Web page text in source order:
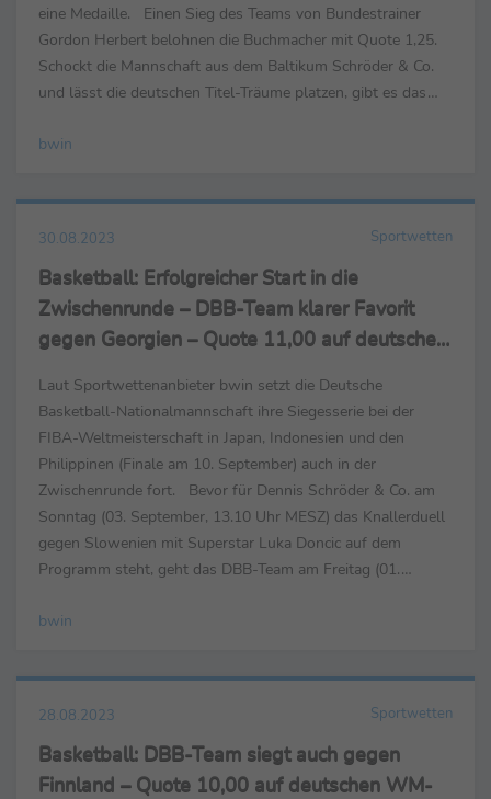
eine Medaille. Einen Sieg des Teams von Bundestrainer
Gordon Herbert belohnen die Buchmacher mit Quote 1,25.
Schockt die Mannschaft aus dem Baltikum Schröder & Co.
und lässt die deutschen Titel-Träume platzen, gibt es das
bwin
30.08.2023 Sportwetten
Basketball: Erfolgreicher Start in die
Zwischenrunde – DBB-Team klarer Favorit
gegen Georgien – Quote 11,00 auf deutschen
Laut Sportwettenanbieter bwin setzt die Deutsche
Basketball-Nationalmannschaft ihre Siegesserie bei der
FIBA-Weltmeisterschaft in Japan, Indonesien und den
Philippinen (Finale am 10. September) auch in der
Zwischenrunde fort. Bevor für Dennis Schröder & Co. am
Sonntag (03. September, 13.10 Uhr MESZ) das Knallerduell
gegen Slowenien mit Superstar Luka Doncic auf dem
Programm steht, geht das DBB-Team am Freitag (01.
...
bwin
28.08.2023 Sportwetten
Basketball: DBB-Team siegt auch gegen
Finnland – Quote 10,00 auf deutschen WM-